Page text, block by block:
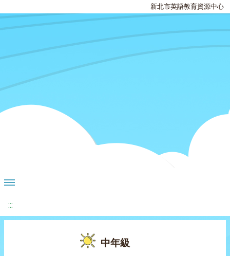
新北市英語教育資源中心
:::
中年級